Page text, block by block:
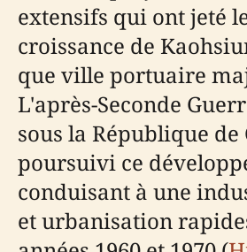
extensifs qui ont jeté
croissance de
que ville portuaire
L'après-Seconde
sous la République de
poursuivi ce
conduisant à une
et urbanisation